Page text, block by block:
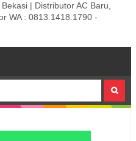
| Distributor AC Baru,
WA : 0813.1418.1790 -